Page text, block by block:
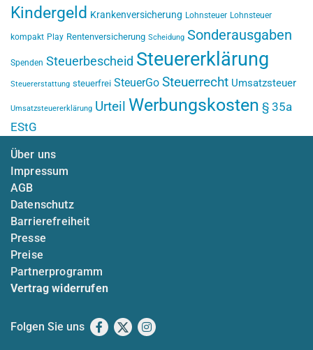
Kindergeld Krankenversicherung Lohnsteuer Lohnsteuer
kompakt Play Rentenversicherung Scheidung Sonderausgaben
Spenden Steuerbescheid Steuererklärung
Steuererstattung steuerfrei SteuerGo Steuerrecht Umsatzsteuer
Umsatzsteuererklärung Urteil Werbungskosten § 35a
EStG
Über uns
Impressum
AGB
Datenschutz
Barrierefreiheit
Presse
Preise
Partnerprogramm
Vertrag widerrufen
Folgen Sie uns Facebook
X Instagram